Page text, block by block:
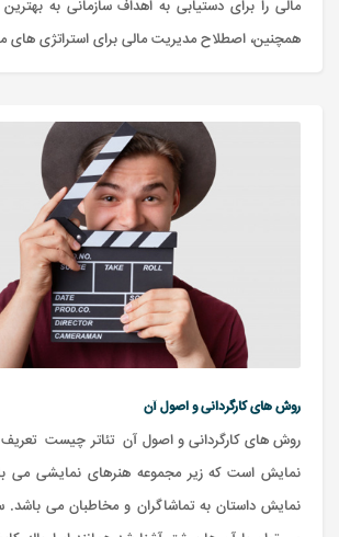
مالی را برای دستیابی به اهداف سازمانی به
همچنین، اصطلاح مدیریت مالی برای استراتژی های
روش های کارگردانی و اصول آن
روش های کارگردانی و اصول آن تئاتر چیست تعریف
نمایش است که زیر مجموعه هنرهای نمایشی می
نمایش داستان به تماشاگران و مخاطبان می باشد.